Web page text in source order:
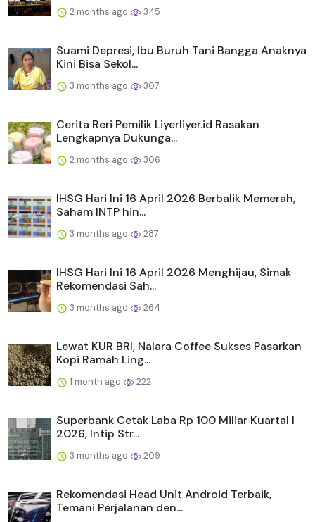
2 months ago 345
Suami Depresi, Ibu Buruh Tani Bangga Anaknya
Kini Bisa Sekol...
3 months ago 307
Cerita Reri Pemilik Liyerliyer.id Rasakan
Lengkapnya Dukunga...
2 months ago 306
IHSG Hari Ini 16 April 2026 Berbalik Memerah,
Saham INTP hin...
3 months ago 287
IHSG Hari Ini 16 April 2026 Menghijau, Simak
Rekomendasi Sah...
3 months ago 264
Lewat KUR BRI, Nalara Coffee Sukses Pasarkan
Kopi Ramah Ling...
1 month ago 222
Superbank Cetak Laba Rp 100 Miliar Kuartal I
2026, Intip Str...
3 months ago 209
Rekomendasi Head Unit Android Terbaik,
Temani Perjalanan den...